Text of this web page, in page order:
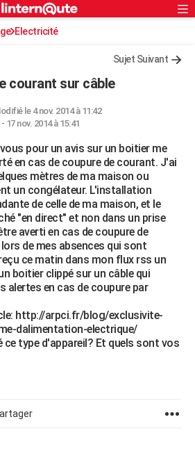
S'inscrire
Connexion
Electricité
Sujet Suivant
courant sur câble
le 4 nov. 2014 à 11:42
- 17 nov. 2014 à 15:41
pour un avis sur un boitier me
en cas de coupure de courant. J'ai
mètres de ma maison ou
un congélateur. L'installation
de celle de ma maison, et le
"en direct" et non dans un prise
averti en cas de coupure de
de mes absences qui sont
ce matin dans mon flux rss un
boitier clippé sur un câble qui
alertes en cas de coupure par
http://arpci.fr/blog/exclusivite-
dalimentation-electrique/
ce type d'appareil? Et quels sont vos